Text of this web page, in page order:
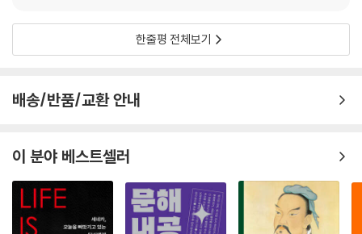
은 얼마든지 전염될 수 있으며 이것이 사회를 재조직하는 근본 원리가 될
수 있다고 역설한다. 그리고 이것이 바로 전지구적 재난과 질병, 불평등과
이 책의 미덕은 다 읽고 나면 우리를 한층 더 친절한 인간으로 변모하게 만
적 역사는 어느덧 읽는 이의 가슴을 뜨겁게 만들며, 타인을 바라보는 적대
적인 관점이나 의심과 냉소의 시선을 거두도록 돕는다. 인간 본성의 선한
자아를 과학적으로 냉철하게 바라보게 해주는 이 책에서 우리가 처한 위기
를 헤쳐 나갈, 작지 않은 희망을 발견하길 바란다.
한줄평 전체보기
배송/반품/교환 안내
이 분야 베스트셀러